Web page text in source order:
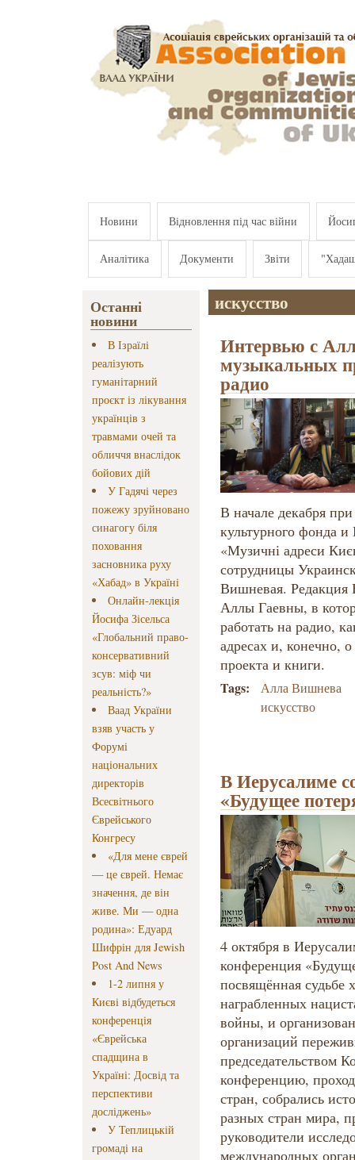
Новини Відновлення під час війни
Аналітика Документи Звіти
Останні
новини
В Ізраїлі
реалізують
гуманітарний
проєкт із лікування
українців з
травмами очей та
обличчя внаслідок
бойових дій
У Гадячі через
пожежу зруйновано
синагогу біля
поховання
засновника руху
«Хабад» в Україні
Онлайн-лекція
Йосифа Зісельса
«Глобальний право-
консервативний
зсув: міф чи
реальність?»
Ваад України
взяв участь у
Форумі
національних
директорів
Всесвітнього
Єврейського
Конгресу
«Для мене єврей
— це єврей. Немає
значення, де він
живе. Ми — одна
родина»: Едуард
Шифрін для Jewish
Post And News
1-2 липня у
Києві відбудеться
конференція
«Єврейська
спадщина в
Україні: Досвід та
перспективи
досліджень»
У Теплицькій
громаді на
искусство
Интервью с
музыкальных
радио
В начале декабря
культурного фонда
«Музичні адреси
сотрудницы
Вишневая. Редакция
Аллы Гаевны, в
работать на радио,
адресах и, конечно,
проекта и книги.
Tags:
Алла Вишнева
искусство
В Иерусалиме
«Будущее
4 октября в
конференция
посвящённая судьбе
награбленных
войны, и
организаций
председательством
конференцию,
стран, собрались
разных стран мира,
руководители
международных